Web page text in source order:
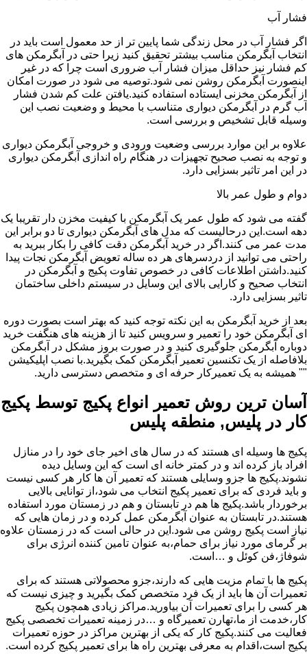
فشار آب
اگر فشار آب در محل زندگی شما پایین تر از حد معمول است باید در
انتخاب آبگرمکن مناسب بیشتر تحقیق کنید زیرا حتی در آبگرمکن های
کم فشار نیز حداقل میزان فشار آب ضروری است چرا که در غیر
اینصورت آبگرمکن روشن نمی شود.توصیه می شود در صورت امکان
از آبگرمکن مخزنی ایستاده استفاده کنید.یافتن علت کم شدن فشار
آب گرم در آبگرمکن دیواری متناسب با محیط و وضعیت نصب این
وسیله قابل تشخیص و بررسی است.
علاوه بر این موارد بررسی وضعیت ورودی و خروجی آبگرمکن دیواری
و توجه به نصب صحیح تجهیزات در هنگام راه اندازی آبگرمکن دیواری
در این امر تاثیر بسزایی دارد.
دوام و طول عمر بالا
گفته می شود که طول عمر یک آبگرمکن با کیفیت مخزن دار تقریبا یک
دهه است.این درحالیست که مدل های آبگرمکن دیواری تا دو برابر این
مدت عمر می کنند.اگر در خرید آبگرمکن دقت کافی را بکار ببرید به
راحتی می توانید از دردسرهای هر ده ساله تعویض آبگرمکن نجات پیدا
کنید.داشتن اطلاعات کافی در خصوص تفاوت پکیج و آبگرمکن در
انتخاب صحیح و کارایی بالای این وسایل در سیستم داخلی ساختمان
تاثیر بسزایی دارد.
بعد از خرید آبگرمکن به این نکته توجه کنید که بهتر است بصورت دوره
ای آبگرمکن خود را تعمیر و سرویس کنید تا از هزینه های هنگفت خرید
دوباره آبگرمکن جلوگیری کنید و در صورت بروز مشکل در آبگرمکن
بلافاصله از یک تکنسین تعمیر آبگرمکن کمک بگیرید.با نصب اپلیکیشن
"" همیشه به یک تعمیرکار حرفه ای و متخصص دسترسی دارید.
آسان ترین روش تعمیر انواع پکیج توسط پکیج
کار در پلیس, منطقه پلیس
پکیج ها وسیله ای هستند که در سال های اخیر جای خود را در منازل
افراد باز کرده اند و در کمتر خانه ای است که این وسایل دیده
نشوند.پکیج ها جزو وسایلی هستند که تعمیر آن ها کار هر کسی نیست
و باید فردی که برای تعمیر پکیج انتخاب می شود،از توانایی بالایی
برخوردار باشد.پکیج ها هم در تابستان و هم در زمستان مورد استفاده
هستند.در تابستان به عنوان آبگرمکن عمل کرده و در زمان هایی که
نیاز است پکیج روشن می شود.این در حالی است که در زمستان علاوه
بر گرمای مورد نیاز برای حمام،به عنوان تامین کننده انرژی برای
شوفاژ،فن کوئل و …است.
پکیج ها با تمام مزیت هایی که دارند،جزو محصولاتی هستند که برای
تعمیرات آن ها باید از یک فرد متخصص کمک بگیرید و چیزی نیست که
هر کسی را برای تعمیرات آن بیاورید.مراکز زیادی همچون پکیج
کار،خدمت از ما،تهارن تعمیرگاه و …در زمینه تعمیرات تخصصی پکیج
فعالیت می کنند.پکیج کار که یکی از بهترین مراکز در حوزه تعمیرات
پکیج است،اقدام به معرفی بهترین راه ها برای تعمیر پکیج کرده است.